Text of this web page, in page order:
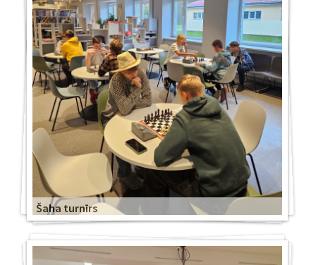
Šaha turnīrs